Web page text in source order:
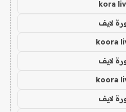
kora
لايف
koora
لايف
koora
لايف